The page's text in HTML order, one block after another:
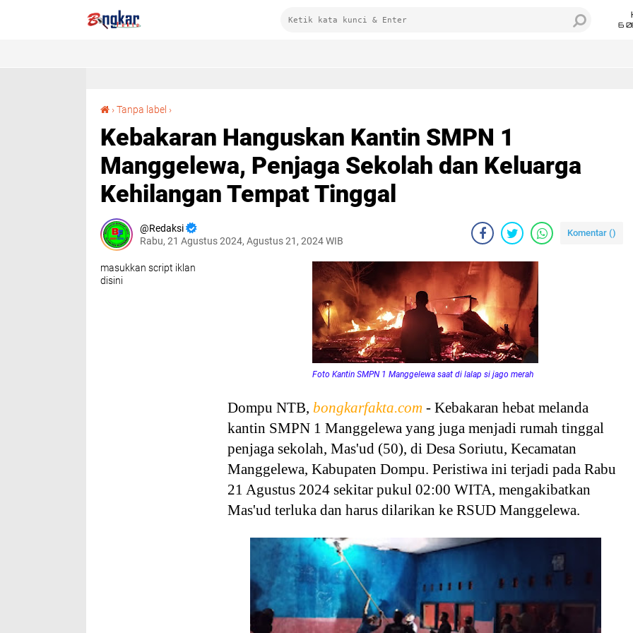
6
›Tanpa label ›
Kebakaran Hanguskan Kantin SMPN 1
Manggelewa, Penjaga Sekolah dan Keluarga
Kehilangan Tempat Tinggal
Redaksi
Rabu, 21 Agustus 2024, Agustus 21, 2024 WIB
Komentar ()
masukkan script iklan
disini
Foto Kantin SMPN 1 Manggelewa saat di lalap si jago merah
Dompu NTB, bongkarfakta.com - Kebakaran hebat melanda
kantin SMPN 1 Manggelewa yang juga menjadi rumah tinggal
penjaga sekolah, Mas'ud (50), di Desa Soriutu, Kecamatan
Manggelewa, Kabupaten Dompu. Peristiwa ini terjadi pada Rabu
21 Agustus 2024 sekitar pukul 02:00 WITA, mengakibatkan
Mas'ud terluka dan harus dilarikan ke RSUD Manggelewa.